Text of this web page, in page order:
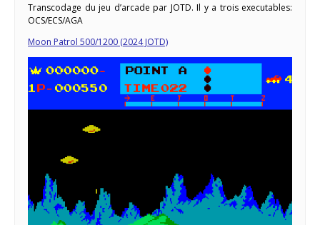
Transcodage du jeu d’arcade par JOTD. Il y a trois executables:
OCS/ECS/AGA
Moon Patrol 500/1200 (2024 JOTD)